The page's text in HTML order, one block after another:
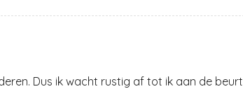
Dus ik wacht rustig af tot ik aan de beurt